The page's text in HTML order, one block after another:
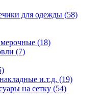
для одежды (58)
(18)
(7)
и.т.д. (19)
на сетку (54)